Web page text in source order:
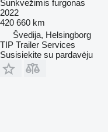
Sunkvežimis furgonas
2022
420 660 km
Švedija, Helsingborg
TIP Trailer Services
Susisiekite su pardavėju